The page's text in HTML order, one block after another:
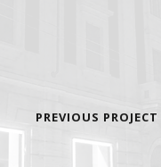
PREVIOUS PROJECT